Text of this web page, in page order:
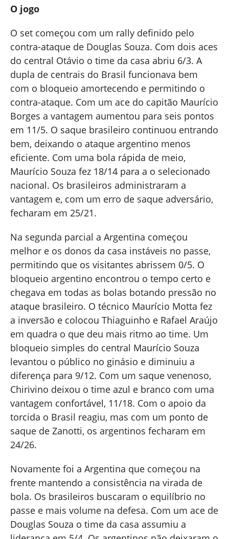
O jogo
O set começou com um rally definido pelo
contra-ataque de Douglas Souza. Com dois aces
do central Otávio o time da casa abriu 6/3. A
dupla de centrais do Brasil funcionava bem
com o bloqueio amortecendo e permitindo o
contra-ataque. Com um ace do capitão Maurício
Borges a vantagem aumentou para seis pontos
em 11/5. O saque brasileiro continuou entrando
bem, deixando o ataque argentino menos
eficiente. Com uma bola rápida de meio,
Maurício Souza fez 18/14 para a o selecionado
nacional. Os brasileiros administraram a
vantagem e, com um erro de saque adversário,
fecharam em 25/21.
Na segunda parcial a Argentina começou
melhor e os donos da casa instáveis no passe,
permitindo que os visitantes abrissem 0/5. O
bloqueio argentino encontrou o tempo certo e
chegava em todas as bolas botando pressão no
ataque brasileiro. O técnico Maurício Motta fez
a inversão e colocou Thiaguinho e Rafael Araújo
em quadra o que deu mais ritmo ao time. Um
bloqueio simples do central Maurício Souza
levantou o público no ginásio e diminuiu a
diferença para 9/12. Com um saque venenoso,
Chirivino deixou o time azul e branco com uma
vantagem confortável, 11/18. Com o apoio da
torcida o Brasil reagiu, mas com um ponto de
saque de Zanotti, os argentinos fecharam em
24/26.
Novamente foi a Argentina que começou na
frente mantendo a consistência na virada de
bola. Os brasileiros buscaram o equilíbrio no
passe e mais volume na defesa. Com um ace de
Douglas Souza o time da casa assumiu a